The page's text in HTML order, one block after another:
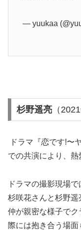
— yuukaa
杉野遥亮（2021
ドラマ『恋です!〜
での共演により、熱
ドラマの撮影現場で
杉咲花さんと杉野遥
仲が親密な様子で
際には抱き合う場面